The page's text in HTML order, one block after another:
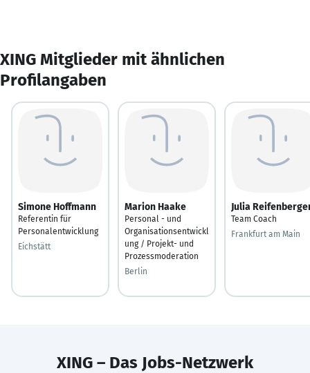
XING Mitglieder mit ähnlichen
Profilangaben
Simone Hoffmann
Referentin für
Personalentwicklung
Eichstätt
Marion Haake
Personal - und
Organisationsentwickl
ung / Projekt- und
Prozessmoderation
Berlin
Julia
Team Coach
Frankfurt am Main
XING – Das Jobs-Netzwerk